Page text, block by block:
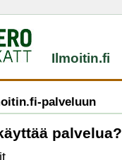
Ilmoitin.fi
palveluun
palvelua?